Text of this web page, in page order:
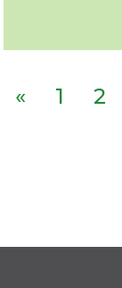
« 1 2